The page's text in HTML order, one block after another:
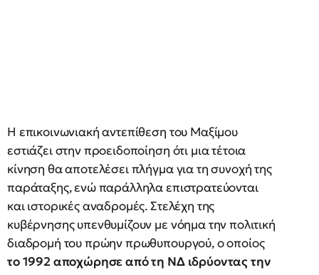
Η επικοινωνιακή αντεπίθεση του Μαξίμου
εστιάζει στην προειδοποίηση ότι μια τέτοια
κίνηση θα αποτελέσει πλήγμα για τη συνοχή της
παράταξης, ενώ παράλληλα επιστρατεύονται
και ιστορικές αναδρομές. Στελέχη της
κυβέρνησης υπενθυμίζουν με νόημα την πολιτική
διαδρομή του πρώην πρωθυπουργού, ο οποίος
το 1992 αποχώρησε από τη ΝΔ ιδρύοντας την